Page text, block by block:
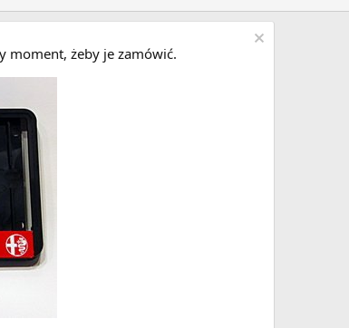
moment, żeby je zamówić.